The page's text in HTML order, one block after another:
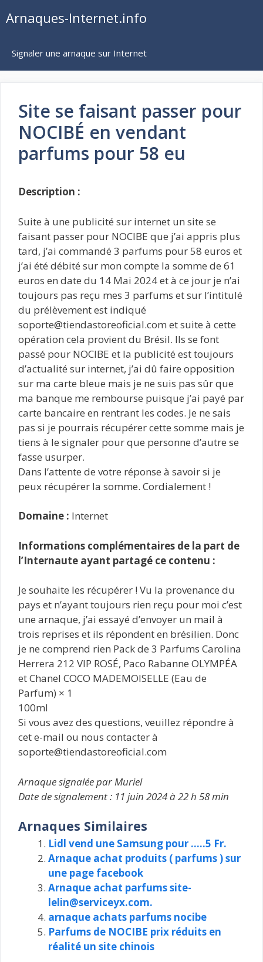
auArnaques-Internet.info
Signaler une arnaque sur Internet
Site se faisant passer pour
NOCIBÉ en vendant
parfums pour 58 eu
Description :
Suite à une publicité sur internet un site se
faisant passer pour NOCIBE que j’ai appris plus
tard, j’ai commandé 3 parfums pour 58 euros et
j’ai été débité sur mon compte la somme de 61
euros en date du 14 Mai 2024 et à ce jour je n’ai
toujours pas reçu mes 3 parfums et sur l’intitulé
du prélèvement est indiqué
soporte@tiendastoreoficial.com et suite à cette
opération cela provient du Brésil. Ils se font
passé pour NOCIBE et la publicité est toujours
d’actualité sur internet, j’ai dû faire opposition
sur ma carte bleue mais je ne suis pas sûr que
ma banque me rembourse puisque j’ai payé par
carte bancaire en rentrant les codes. Je ne sais
pas si je pourrais récupérer cette somme mais je
tiens à le signaler pour que personne d’autre se
fasse usurper.
Dans l’attente de votre réponse à savoir si je
peux récupérer la somme. Cordialement !
Domaine : Internet
Informations complémentaires de la part de
l’Internaute ayant partagé ce contenu :
Je souhaite les récupérer ! Vu la provenance du
pays et n’ayant toujours rien reçu pour moi c’est
une arnaque, j’ai essayé d’envoyer un mail à
trois reprises et ils répondent en brésilien. Donc
je ne comprend rien Pack de 3 Parfums Carolina
Herrera 212 VIP ROSÉ, Paco Rabanne OLYMPÉA
et Chanel COCO MADEMOISELLE (Eau de
Parfum) × 1
100ml
Si vous avez des questions, veuillez répondre à
cet e-mail ou nous contacter à
soporte@tiendastoreoficial.com
Arnaque signalée par Muriel
Date de signalement : 11 juin 2024 à 22 h 58 min
Arnaques Similaires
Lidl vend une Samsung pour …..5 Fr.
Arnaque achat produits ( parfums ) sur
une page facebook
Arnaque achat parfums site-
lelin@serviceyx.com.
arnaque achats parfums nocibe
Parfums de NOCIBE prix réduits en
réalité un site chinois